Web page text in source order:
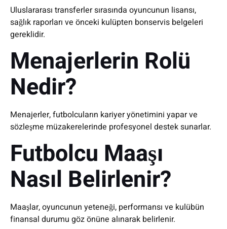
Uluslararası transferler sırasında oyuncunun lisansı,
sağlık raporları ve önceki kulüpten bonservis belgeleri
gereklidir.
Menajerlerin Rolü
Nedir?
Menajerler, futbolcuların kariyer yönetimini yapar ve
sözleşme müzakerelerinde profesyonel destek sunarlar.
Futbolcu Maaşı
Nasıl Belirlenir?
Maaşlar, oyuncunun yeteneği, performansı ve kulübün
finansal durumu göz önüne alınarak belirlenir.